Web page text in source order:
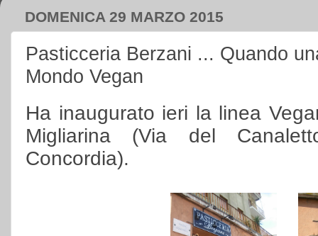
DOMENICA 29 MARZO 2015
Pasticceria Berzani ... Quando
Mondo Vegan
Ha inaugurato ieri la linea
Migliarina (Via del
Concordia).